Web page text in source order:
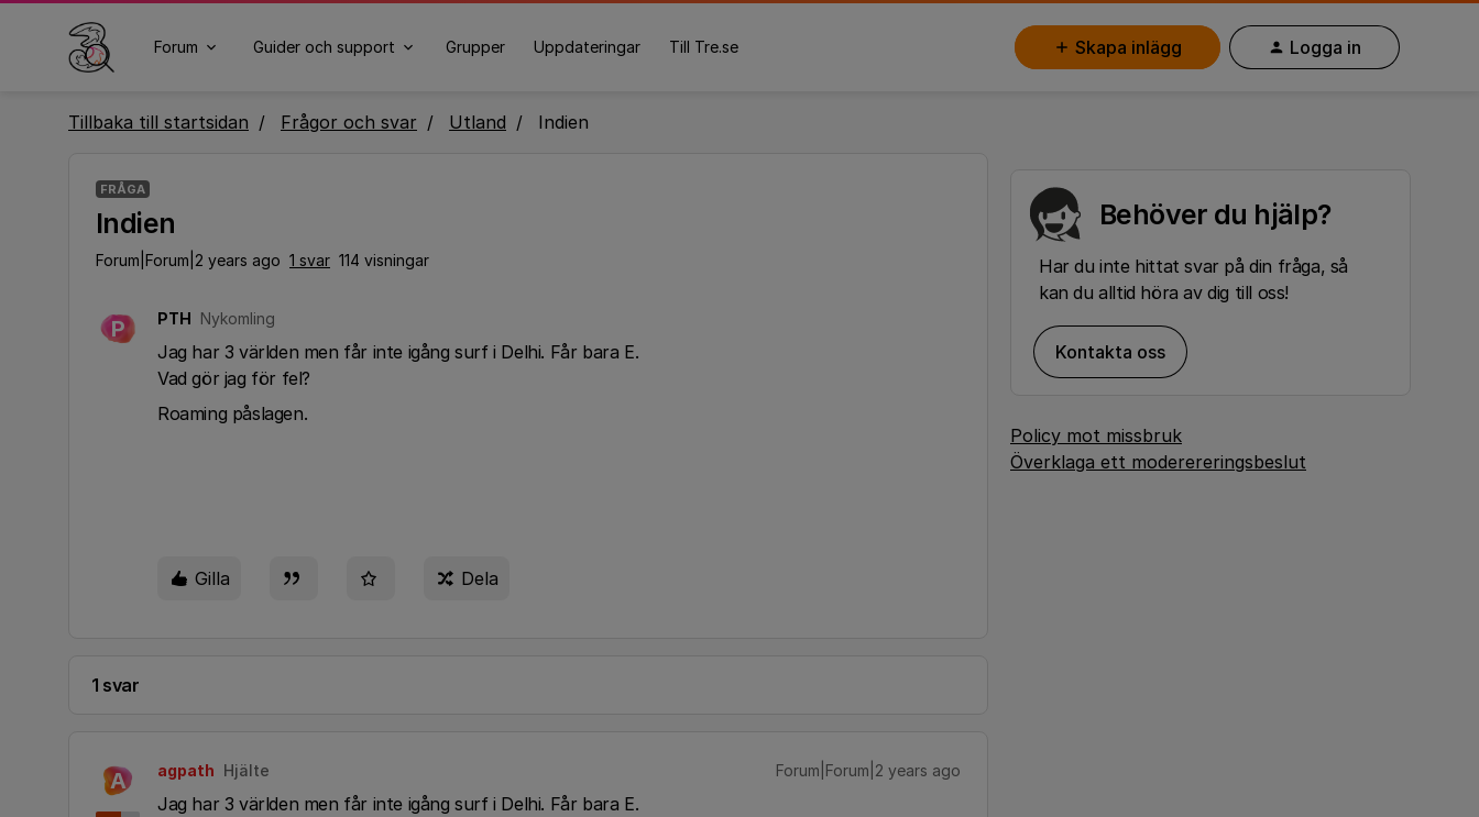
Forum Guider och support Grupper Uppdateringar Till Tre.se Skapa inlägg Logga in
Tillbaka till startsidan Frågor och svar Utland Indien
FRÅGA
Indien
Forum|Forum|2 years ago 1 svar 114 visningar
P PTH Nykomling
Jag har 3 världen men får inte igång surf i Delhi. Får bara E.
Vad gör jag för fel?
Roaming påslagen.
Gilla Dela
1 svar
A agpath Hjälte Forum|Forum|2 years ago
Jag har 3 världen men får inte igång surf i Delhi. Får bara E.
Behöver du hjälp?
Har du inte hittat svar på din fråga, så
kan du alltid höra av dig till oss!
Kontakta oss
Policy mot missbruk
Överklaga ett moderereringsbeslut